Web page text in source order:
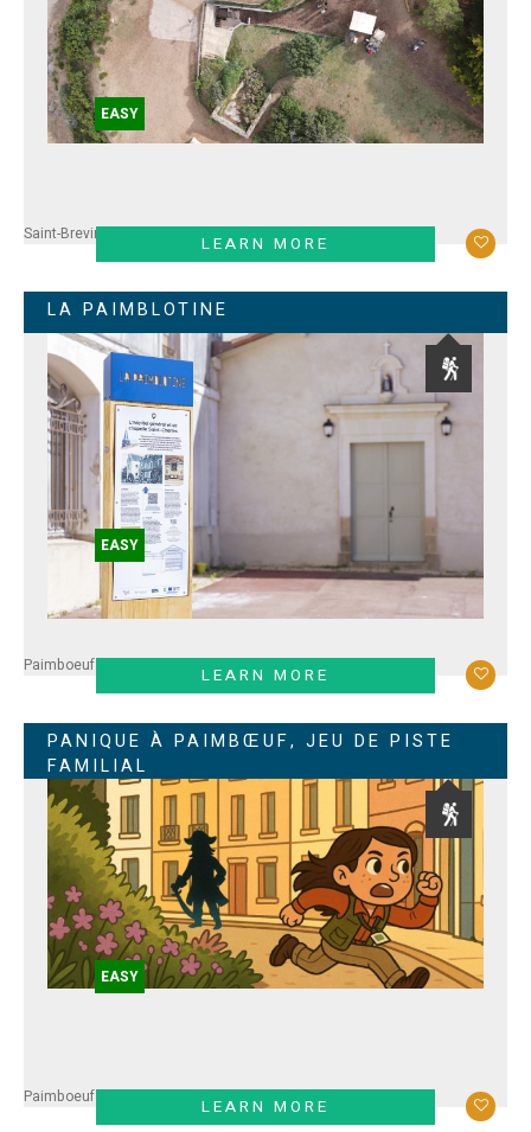
LEARN MORE
Saint-Brevin
EASY
LA PAIMBLOTINE
LEARN MORE
Paimboeuf
EASY
PANIQUE À PAIMBŒUF, JEU DE PISTE
FAMILIAL
LEARN MORE
Paimboeuf
EASY